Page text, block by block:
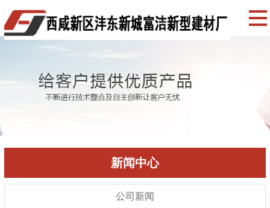
新闻中心
公司新闻